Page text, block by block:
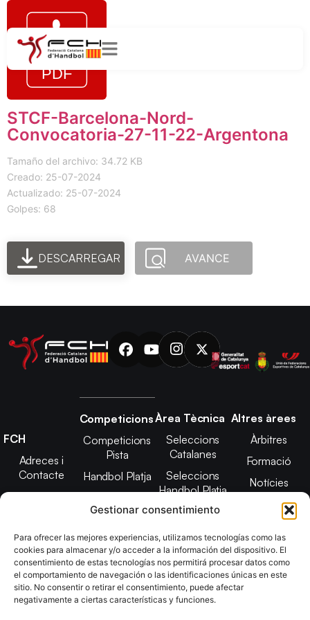
Gestionar consentimiento
Para ofrecer las mejores experiencias, utilizamos tecnologías como las
cookies para almacenar y/o acceder a la información del dispositivo. El
consentimiento de estas tecnologías nos permitirá procesar datos como
el comportamiento de navegación o las identificaciones únicas en este
sitio. No consentir o retirar el consentimiento, puede afectar
negativamente a ciertas características y funciones.
STCF-Barcelona-Nord-
Convocatoria-27-11-22-Argentona
Tamaño del archivo: 34.72 KB
Creado: 25-07-2024
Actualizado: 25-07-2024
Golpes: 68
DESCARREGAR AVANCE
FCH
Adreces i
Contacte
Junta Directiva
2025
Estatuts
Transparència
Imatge
Competicions
Competicions
Pista
Handbol Platja
Àrea Tècnica
Seleccions
Catalanes
Seleccions
Handbol Platja
Tecnificació
CATH
Promoció
Altres àrees
Àrbitres
Formació
Notícies
Adreces de
contacte